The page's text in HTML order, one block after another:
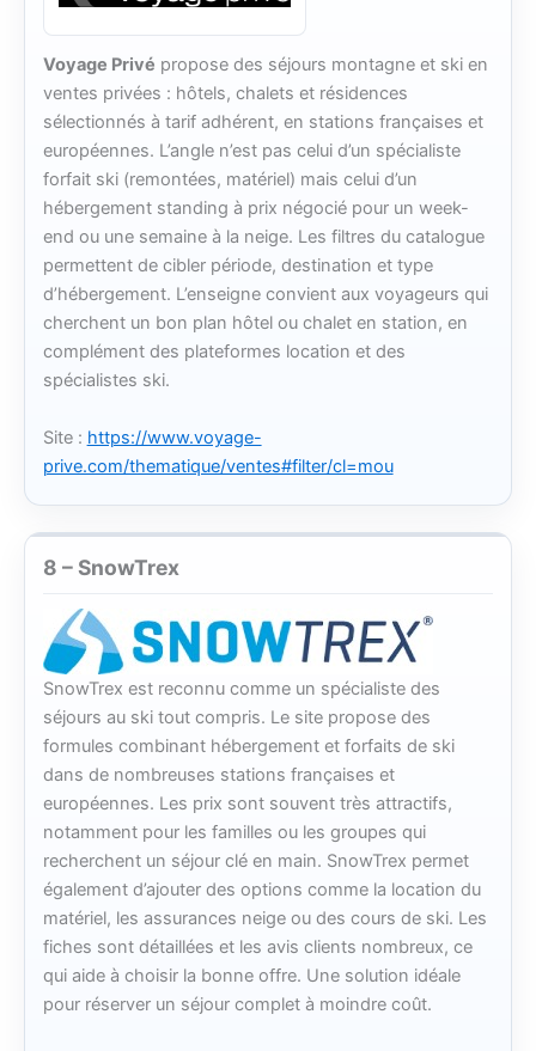
Voyage Privé propose des séjours montagne et ski en
ventes privées : hôtels, chalets et résidences
sélectionnés à tarif adhérent, en stations françaises et
européennes. L’angle n’est pas celui d’un spécialiste
forfait ski (remontées, matériel) mais celui d’un
hébergement standing à prix négocié pour un week-
end ou une semaine à la neige. Les filtres du catalogue
permettent de cibler période, destination et type
d’hébergement. L’enseigne convient aux voyageurs qui
cherchent un bon plan hôtel ou chalet en station, en
complément des plateformes location et des
spécialistes ski.
Site : https://www.voyage-
prive.com/thematique/ventes#filter/cl=mou
8 – SnowTrex
SnowTrex est reconnu comme un spécialiste des
séjours au ski tout compris. Le site propose des
formules combinant hébergement et forfaits de ski
dans de nombreuses stations françaises et
européennes. Les prix sont souvent très attractifs,
notamment pour les familles ou les groupes qui
recherchent un séjour clé en main. SnowTrex permet
également d’ajouter des options comme la location du
matériel, les assurances neige ou des cours de ski. Les
fiches sont détaillées et les avis clients nombreux, ce
qui aide à choisir la bonne offre. Une solution idéale
pour réserver un séjour complet à moindre coût.